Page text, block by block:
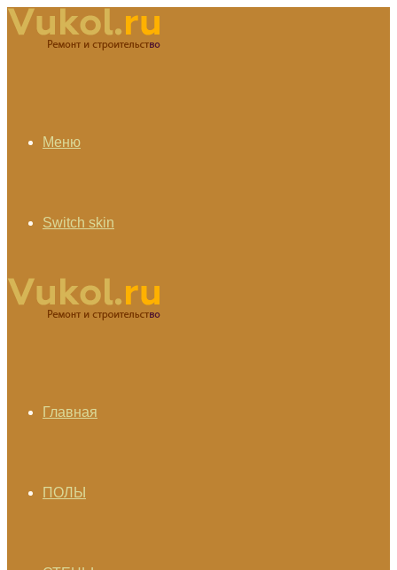
Меню
Switch skin
Главная
ПОЛЫ